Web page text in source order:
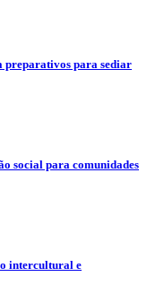
preparativos para sediar
social para comunidades
intercultural e